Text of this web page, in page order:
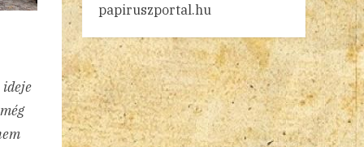
ideje
papiruszportal.hu